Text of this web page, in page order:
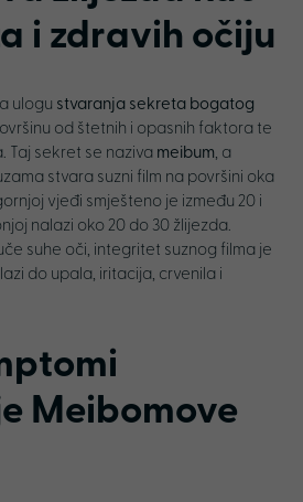
i zdravih očiju
ulogu stvaranja sekreta bogatog
od štetnih i opasnih faktora te
Taj sekret se naziva meibum, a
stvara suzni film na površini oka
vjeđi smješteno je između 20 i
nalazi oko 20 do 30 žlijezda.
suhe oči, integritet suznog filma je
do upala, iritacija, crvenila i
Meibomove